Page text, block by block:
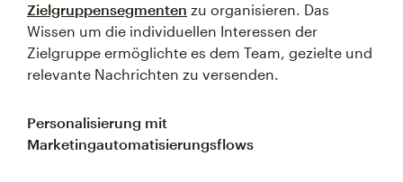
Zielgruppensegmenten zu organisieren. Das
Wissen um die individuellen Interessen der
Zielgruppe ermöglichte es dem Team, gezielte und
relevante Nachrichten zu versenden.
Personalisierung mit
Marketingautomatisierungsflows